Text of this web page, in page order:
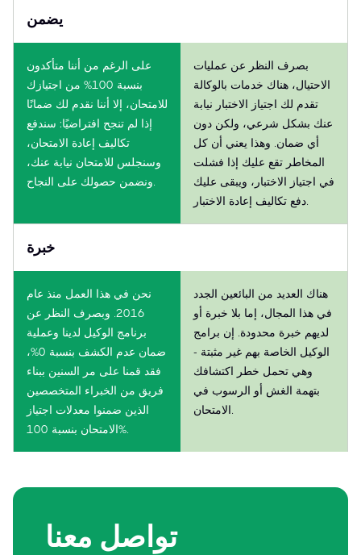
يضمن
على الرغم من أننا متأكدون
بنسبة 100% من اجتيازك
للامتحان، إلا أننا نقدم لك ضمانًا
إذا لم تنجح افتراضيًا: سندفع
تكاليف إعادة الامتحان،
وسنجلس للامتحان نيابة عنك،
بصرف النظر عن عمليات
الاحتيال، هناك خدمات بالوكالة
تقدم لك اجتياز الاختبار نيابة
عنك بشكل شرعي، ولكن دون
أي ضمان. وهذا يعني أن كل
المخاطر تقع عليك إذا فشلت
في اجتياز الاختبار، ويبقى عليك
خبرة
نحن في هذا العمل منذ عام
2016. وبصرف النظر عن
برنامج الوكيل لدينا وعملية
ضمان عدم الكشف بنسبة 0%،
فقد قمنا على مر السنين ببناء
فريق من الخبراء المتخصصين
الذين ضمنوا معدلات اجتياز
الامتحان بنسبة 100%.
هناك العديد من البائعين الجدد
في هذا المجال، إما بلا خبرة أو
لديهم خبرة محدودة. إن برامج
الوكيل الخاصة بهم غير مثبتة -
وهي تحمل خطر اكتشافك
بتهمة الغش أو الرسوب في
تواصل معنا